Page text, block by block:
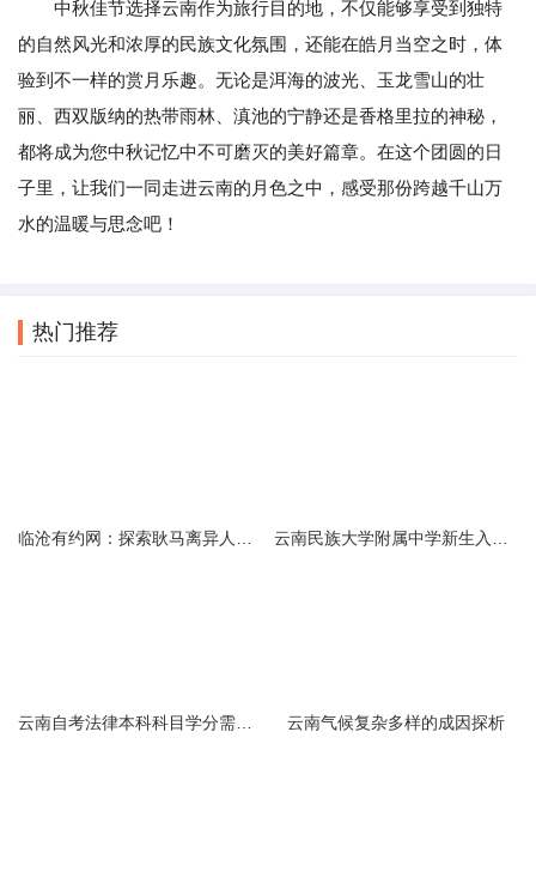
中秋佳节选择云南作为旅行目的地，不仅能够享受到独特
的自然风光和浓厚的民族文化氛围，还能在皓月当空之时，体
验到不一样的赏月乐趣。无论是洱海的波光、玉龙雪山的壮
丽、西双版纳的热带雨林、滇池的宁静还是香格里拉的神秘，
都将成为您中秋记忆中不可磨灭的美好篇章。在这个团圆的日
子里，让我们一同走进云南的月色之中，感受那份跨越千山万
水的温暖与思念吧！
热门推荐
云南气候复杂多样的成因探析